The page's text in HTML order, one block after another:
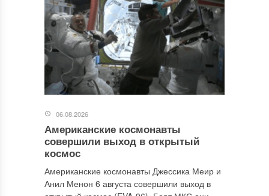
06.08.2026
Американские космонавты
совершили выход в открытый
космос
Американские космонавты Джессика Меир и
Анил Менон 6 августа совершили выход в